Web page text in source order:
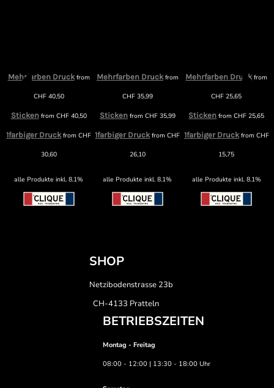
Mehrfarben Druckfrom
CHF40,50
Stickenfrom CHF40,50
1farbiger DruckfromCHF
30,60
alle Produkte inkl. 8.1%
Mehrfarben Druckfrom
CHF35,99
Stickenfrom CHF35,99
1farbiger DruckfromCHF
26,10
alle Produkte inkl. 8.1%
Mehrfarben Druckfrom
CHF 25,65
Sticken fromCHF 25,65
1farbiger Druckfrom CHF
15,75
alle Produkte inkl. 8.1%
SHOP
Netzibodenstrasse 23b
CH-4133 Pratteln
BETRIEBSZEITEN
Montag - Freitag
08:00 - 12:00 | 13:30 - 18:00 Uhr